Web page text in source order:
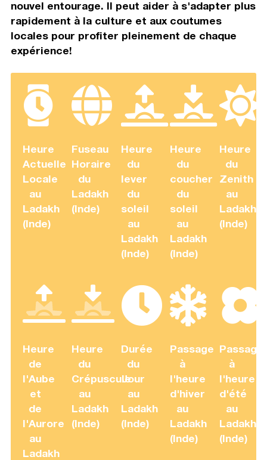
nouvel entourage. Il peut aider à s'adapter plus
rapidement à la culture et aux coutumes
locales pour profiter pleinement de chaque
expérience!
Heure
Actuelle
Locale
au
Ladakh
(Inde)
Fuseau
Horaire
du
Ladakh
(Inde)
Heure
du
lever
du
soleil
au
Ladakh
(Inde)
Heure
du
coucher
du
soleil
au
Ladakh
(Inde)
Heure
du
Zenith
au
Ladakh
(Inde)
Heure
de
l'Aube
et
de
l'Aurore
au
Ladakh
Heure
du
Crépuscule
au
Ladakh
(Inde)
Durée
du
Jour
au
Ladakh
(Inde)
Passage
à
l'heure
d'hiver
au
Ladakh
(Inde)
Passage
à
l'heure
d'été
au
Ladakh
(Inde)